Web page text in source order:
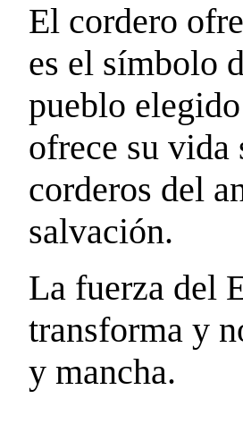
El cordero
es el símbolo
pueblo
ofrece su vida
corderos del
salvación.
La fuerza del
transforma y
y mancha.